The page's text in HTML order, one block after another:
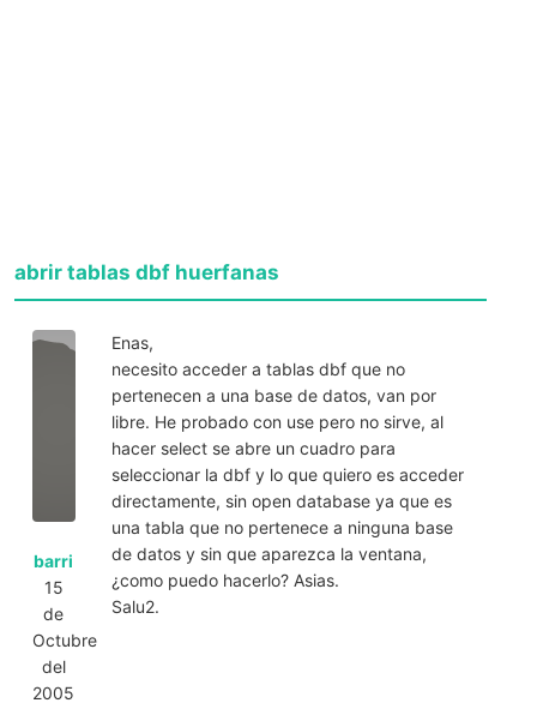
abrir tablas dbf huerfanas
barri
15
de
Octubre
del
2005
Enas,
necesito acceder a tablas dbf que no
pertenecen a una base de datos, van por
libre. He probado con use pero no sirve, al
hacer select se abre un cuadro para
seleccionar la dbf y lo que quiero es acceder
directamente, sin open database ya que es
una tabla que no pertenece a ninguna base
de datos y sin que aparezca la ventana,
¿como puedo hacerlo? Asias.
Salu2.